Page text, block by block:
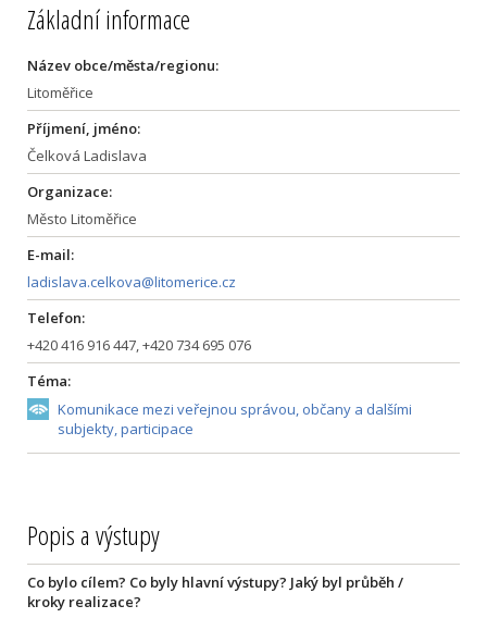
Základní informace
Název obce/města/regionu:
Litoměřice
Příjmení, jméno:
Čelková Ladislava
Organizace:
Město Litoměřice
E-mail:
ladislava.celkova@litomerice.cz
Telefon:
+420 416 916 447, +420 734 695 076
Téma:
Komunikace mezi veřejnou správou, občany a dalšími
subjekty, participace
Popis a výstupy
Co bylo cílem? Co byly hlavní výstupy? Jaký byl průběh /
kroky realizace?